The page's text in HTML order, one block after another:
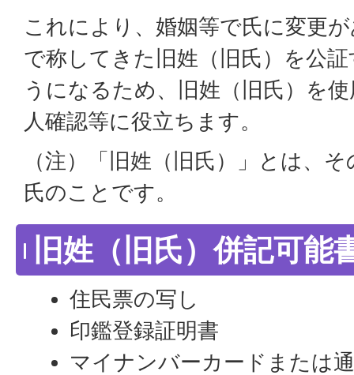
これにより、婚姻等で氏に変更
で称してきた旧姓（旧氏）を公
うになるため、旧姓（旧氏）を
人確認等に役立ちます。
（注）「旧姓（旧氏）」とは、
氏のことです。
旧姓（旧氏）併記可能
住民票の写し
印鑑登録証明書
マイナンバーカードまたは